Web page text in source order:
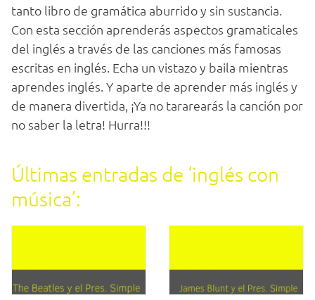
tanto libro de gramática aburrido y sin sustancia.
Con esta sección aprenderás aspectos gramaticales
del inglés a través de las canciones más famosas
escritas en inglés. Echa un vistazo y baila mientras
aprendes inglés. Y aparte de aprender más inglés y
de manera divertida, ¡Ya no tararearás la canción por
no saber la letra! Hurra!!!
Últimas entradas de ‘inglés con
música’: